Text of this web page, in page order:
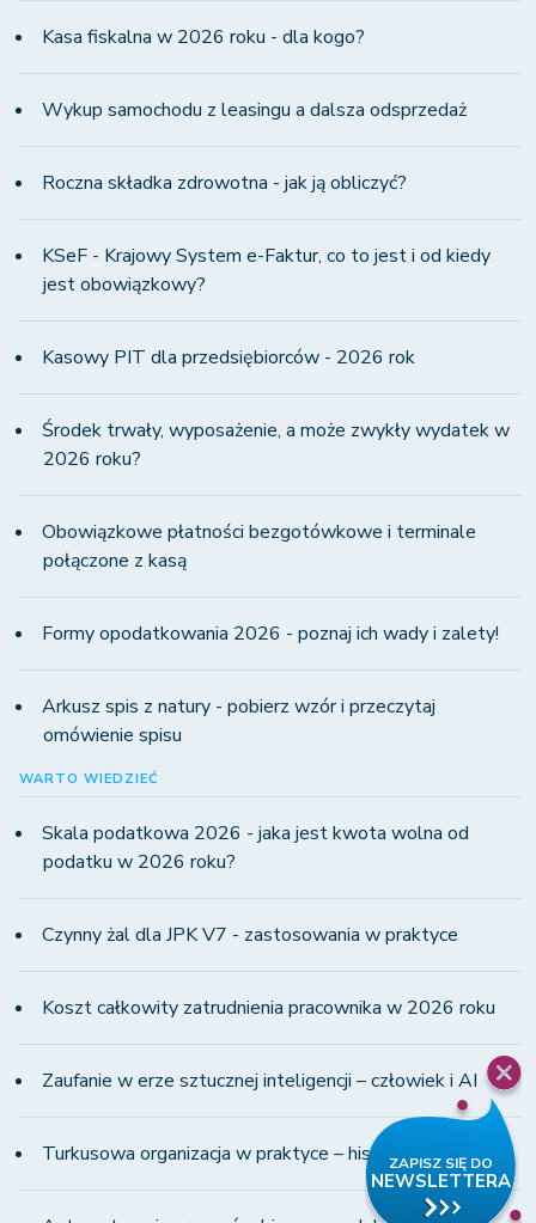
Kasa fiskalna w 2026 roku - dla kogo?
Wykup samochodu z leasingu a dalsza odsprzedaż
Roczna składka zdrowotna - jak ją obliczyć?
KSeF - Krajowy System e-Faktur, co to jest i od kiedy
jest obowiązkowy?
Kasowy PIT dla przedsiębiorców - 2026 rok
Środek trwały, wyposażenie, a może zwykły wydatek w
2026 roku?
Obowiązkowe płatności bezgotówkowe i terminale
połączone z kasą
Formy opodatkowania 2026 - poznaj ich wady i zalety!
Arkusz spis z natury - pobierz wzór i przeczytaj
omówienie spisu
WARTO WIEDZIEĆ
Skala podatkowa 2026 - jaka jest kwota wolna od
podatku w 2026 roku?
Czynny żal dla JPK V7 - zastosowania w praktyce
Koszt całkowity zatrudnienia pracownika w 2026 roku
Zaufanie w erze sztucznej inteligencji – człowiek i AI
Turkusowa organizacja w praktyce – historia WINS